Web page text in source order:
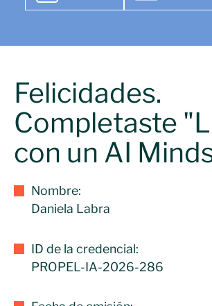
Felicidades.
Completaste
con un AI
Nombre:
Daniela Labra
ID de la credencial:
PROPEL-IA-2026-286